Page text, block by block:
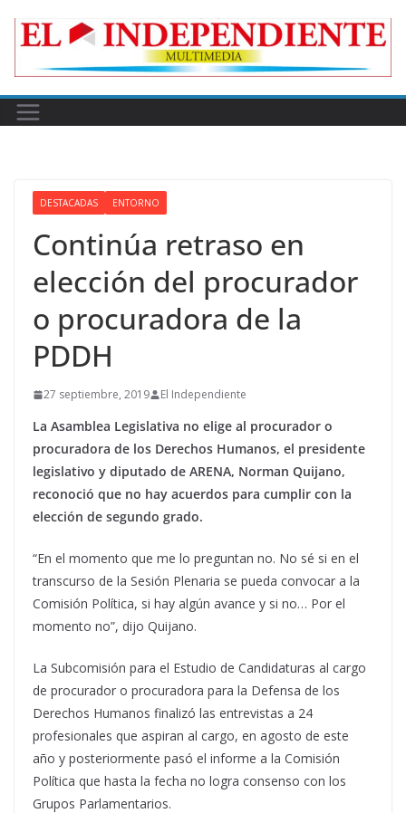
DESTACADAS ENTORNO
Continúa retraso en
elección del procurador
o procuradora de la
PDDH
27 septiembre, 2019 El Independiente
La Asamblea Legislativa no elige al procurador o
procuradora de los Derechos Humanos, el presidente
legislativo y diputado de ARENA, Norman Quijano,
reconoció que no hay acuerdos para cumplir con la
elección de segundo grado.
“En el momento que me lo preguntan no. No sé si en el
transcurso de la Sesión Plenaria se pueda convocar a la
Comisión Política, si hay algún avance y si no… Por el
momento no”, dijo Quijano.
La Subcomisión para el Estudio de Candidaturas al cargo
de procurador o procuradora para la Defensa de los
Derechos Humanos finalizó las entrevistas a 24
profesionales que aspiran al cargo, en agosto de este
año y posteriormente pasó el informe a la Comisión
Política que hasta la fecha no logra consenso con los
Grupos Parlamentarios.